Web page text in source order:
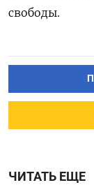
свободы.
ЧИТАТЬ ЕЩЕ